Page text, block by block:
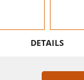
DETAILS